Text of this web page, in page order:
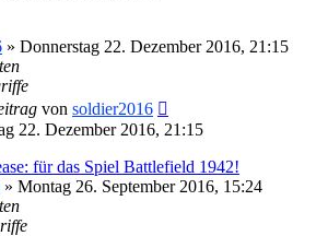
» Donnerstag 22. Dezember 2016, 21:15
von soldier2016
22. Dezember 2016, 21:15
für das Spiel Battlefield 1942!
» Montag 26. September 2016, 15:24